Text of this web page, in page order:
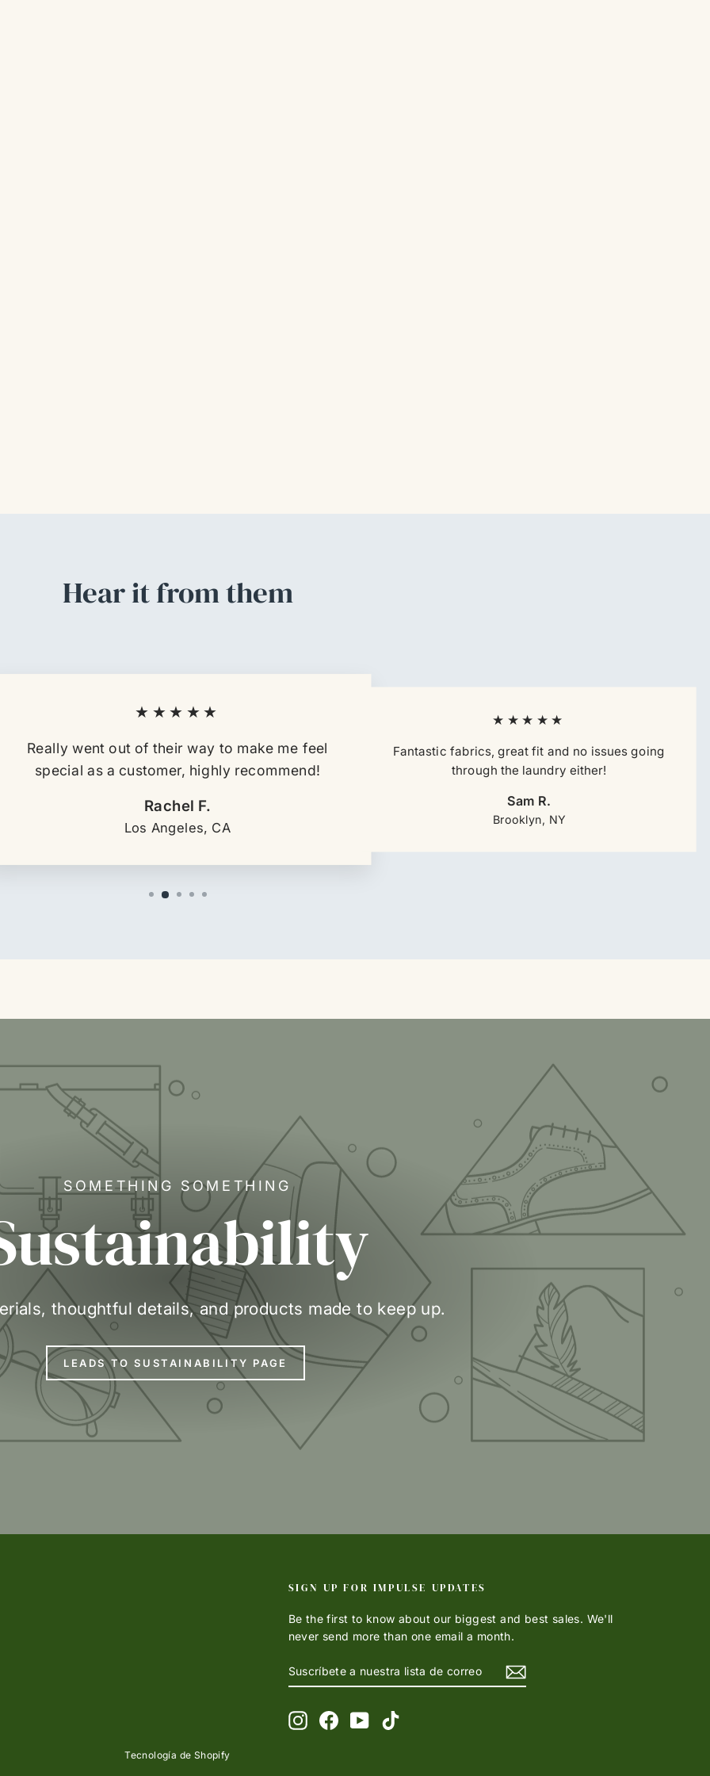
Hear it from them
★★★★★
Really went out of their way to make me feel
special as a customer, highly recommend!
Rachel F.
Los Angeles, CA
★★★★★
Fantastic fabrics, great fit and no issues going
through the laundry either!
Sam R.
Brooklyn, NY
SOMETHING SOMETHING
thoughtful details, and products made to keep up.
LEADS TO SUSTAINABILITY PAGE
SIGN UP FOR IMPULSE UPDATES
Be the first to know about our biggest and best sales. We'll
never send more than one email a month.
SUSCRÍBETE
A
LISTA
DE
SUSCRIBIR
InstagramFacebookYouTubeTikTok
Tecnología de Shopify